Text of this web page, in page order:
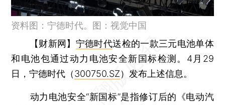
资料图：宁德时代。图：视觉中国
【财新网】 宁德时代送检的一款三元电池单体
和电池包通过动力电池安全新国标检测。4月29
日，宁德时代（300750.SZ）发布上述信息。
动力电池安全“新国标”是指修订后的《电动汽